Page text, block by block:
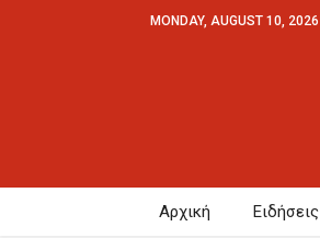
MONDAY, AUGUST 10, 2026
Αρχική Ειδήσεις